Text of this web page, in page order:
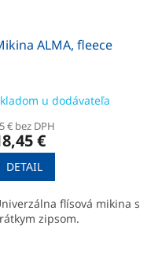
ALMA, fleece
u dodávateľa
€ bez DPH
€
DETAIL
flísová mikina s
zipsom.